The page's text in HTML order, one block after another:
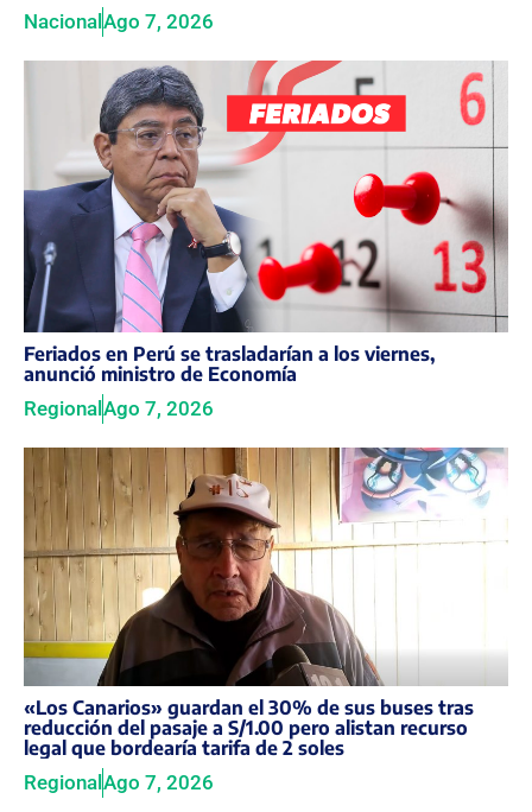
NacionalAgo 7, 2026
Feriados en Perú se trasladarían a los viernes,
anunció ministro de Economía
Regional Ago 7, 2026
«Los Canarios» guardan el 30% de sus buses tras
reducción del pasaje a S/1.00 pero alistan recurso
legal que bordearía tarifa de 2 soles
Regional Ago 7, 2026